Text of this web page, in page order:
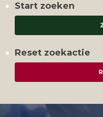
Start zoeken
Reset zoekactie